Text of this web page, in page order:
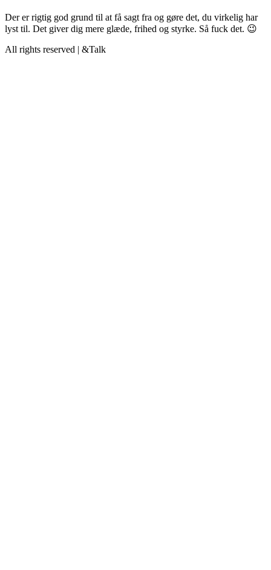
Der er rigtig god grund til at få sagt fra og gøre det, du virkelig har
lyst til. Det giver dig mere glæde, frihed og styrke. Så fuck det. 😉
All rights reserved | &Talk